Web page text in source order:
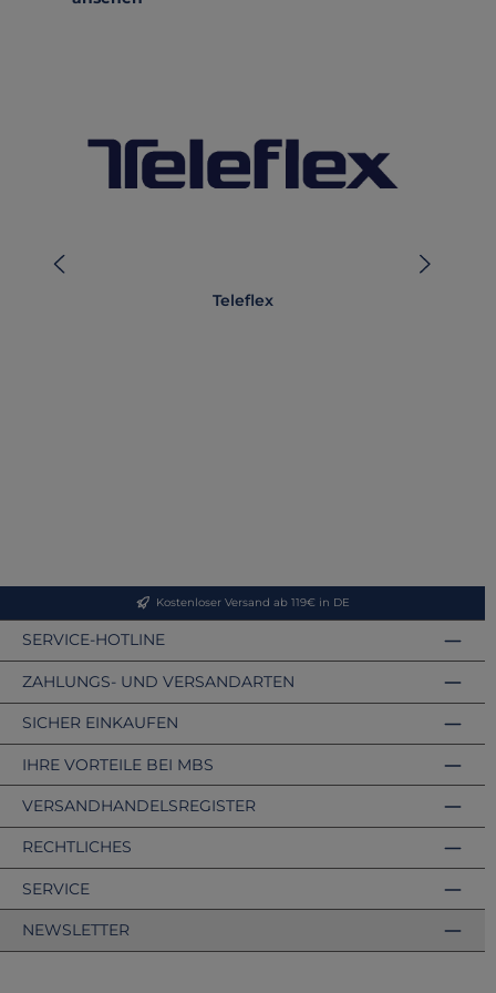
Teleflex
Kostenloser Versand ab 119€ in DE
SERVICE-HOTLINE
ZAHLUNGS- UND VERSANDARTEN
VERSANDHANDELSREGISTER
SICHER EINKAUFEN
IHRE VORTEILE BEI MBS
RECHTLICHES
SERVICE
NEWSLETTER